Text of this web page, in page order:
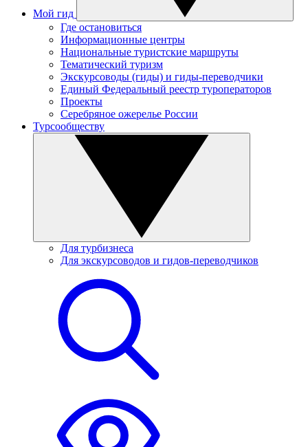
Мой гид
Где остановиться
Информационные центры
Национальные туристские маршруты
Тематический туризм
Экскурсоводы (гиды) и гиды-переводчики
Единый Федеральный реестр туроператоров
Проекты
Серебряное ожерелье России
Турсообществу
Для турбизнеса
Для экскурсоводов и гидов-переводчиков